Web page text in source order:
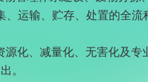
、运输、贮存、处置的全
化、减量化、无害化及专
。